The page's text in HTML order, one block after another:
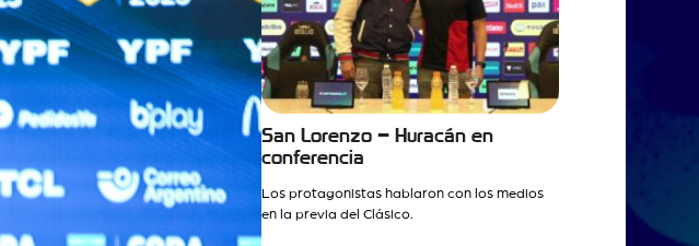
San Lorenzo – Huracán en
conferencia
Los protagonistas hablaron con los medios
en la previa del Clásico.